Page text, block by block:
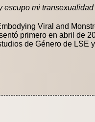
mi
Viral and
primero en abril de
de Género de LSE